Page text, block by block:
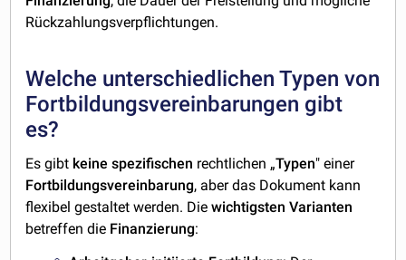
Rückzahlungsverpflichtungen.
Welche unterschiedlichen Typen von
Fortbildungsvereinbarungen gibt
es?
Es gibt keine spezifischen rechtlichen „Typen" einer
Fortbildungsvereinbarung, aber das Dokument kann
flexibel gestaltet werden. Diewichtigsten Varianten
betreffen die Finanzierung: